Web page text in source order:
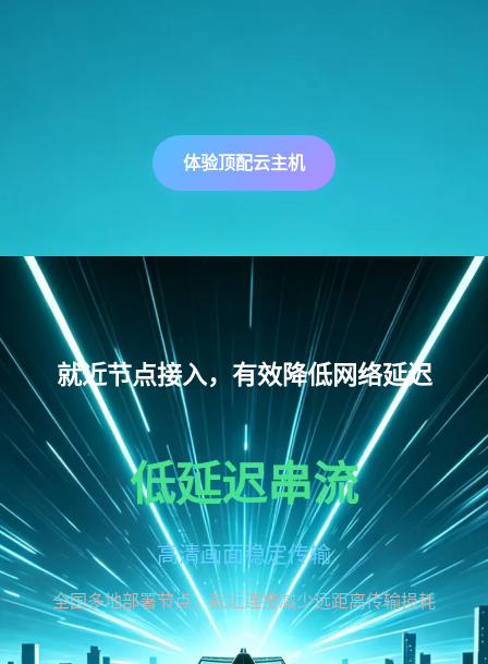
体验顶配云主机
就近节点接入，有效降低网络延迟
低延迟串流
高清画面稳定传输
全国多地部署节点，就近连接减少远距离传输损耗